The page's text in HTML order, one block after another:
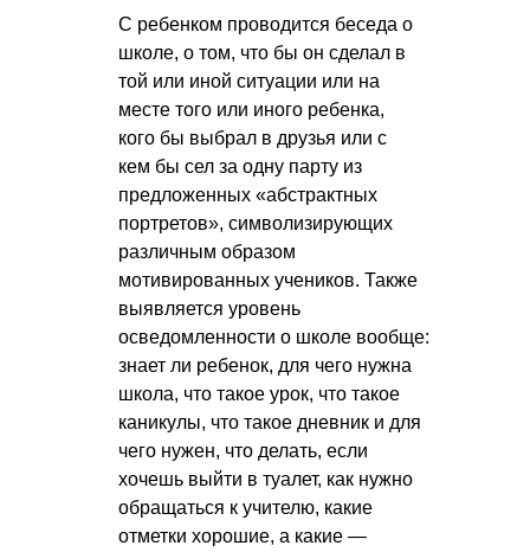
С ребенком проводится беседа о
школе, о том, что бы он сделал в
той или иной ситуации или на
месте того или иного ребенка,
кого бы выбрал в друзья или с
кем бы сел за одну парту из
предложенных «абстрактных
портретов», символизирующих
различным образом
мотивированных учеников. Также
выявляется уровень
осведомленности о школе вообще:
знает ли ребенок, для чего нужна
школа, что такое урок, что такое
каникулы, что такое дневник и для
чего нужен, что делать, если
хочешь выйти в туалет, как нужно
обращаться к учителю, какие
отметки хорошие, а какие —